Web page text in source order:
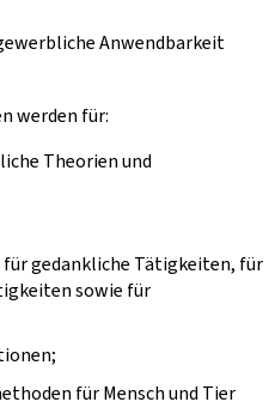
Anwendbarkeit
werden für:
Theorien und
für gedankliche Tätigkeiten, für
sowie für
für Mensch und Tier